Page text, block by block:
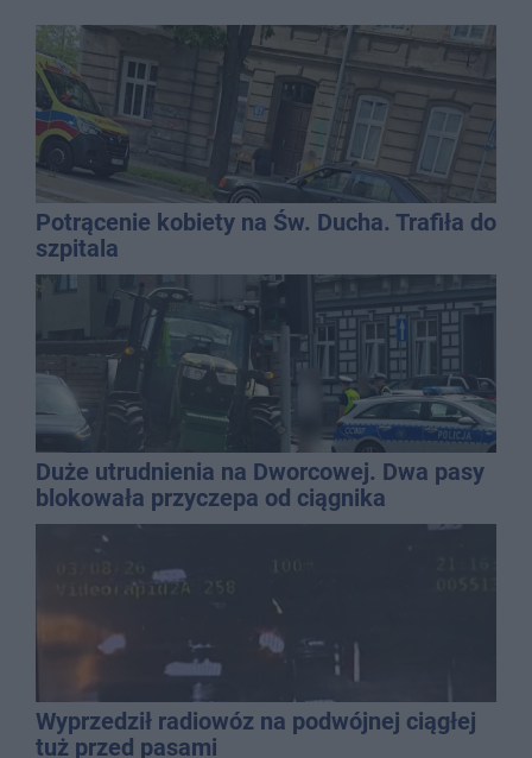
Potrącenie kobiety na Św. Ducha. Trafiła do
szpitala
Duże utrudnienia na Dworcowej. Dwa pasy
blokowała przyczepa od ciągnika
Wyprzedził radiowóz na podwójnej ciągłej
tuż przed pasami